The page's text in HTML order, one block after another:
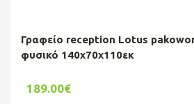
Γραφείο reception Lotus
φυσικό 140x70x110εκ
189.00€